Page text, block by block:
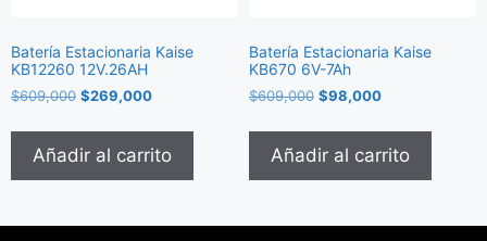
Batería Estacionaria Kaise
KB12260 12V.26AH
$609,000 $269,000
Añadir al carrito
Batería Estacionaria Kaise
KB670 6V-7Ah
$609,000 $98,000
Añadir al carrito